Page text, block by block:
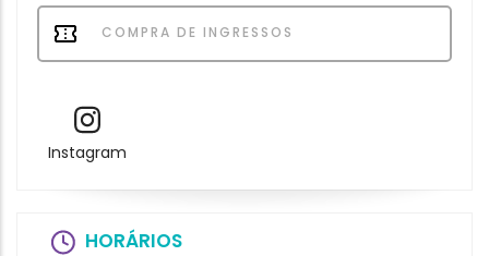
COMPRA DE INGRESSOS
Instagram
HORÁRIOS